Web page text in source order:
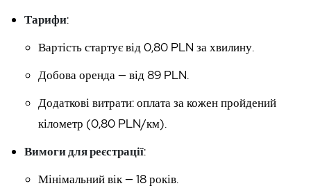
Тарифи:
Вартість стартує від 0,80 PLN за хвилину.
Добова оренда — від 89 PLN.
Додаткові витрати: оплата за кожен пройдений
кілометр (0,80 PLN/км).
Вимоги для реєстрації:
Мінімальний вік — 18 років.